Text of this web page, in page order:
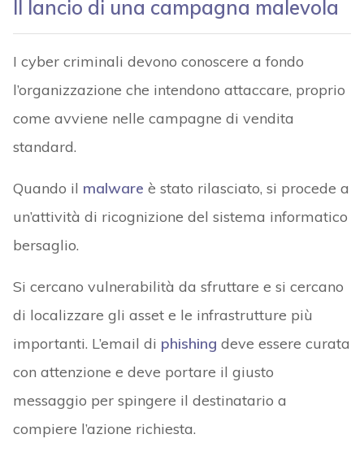
Il lancio di una campagna malevola
I cyber criminali devono conoscere a fondo
l’organizzazione che intendono attaccare, proprio
come avviene nelle campagne di vendita
standard.
Quando il malware è stato rilasciato, si procede a
un’attività di ricognizione del sistema informatico
bersaglio.
Si cercano vulnerabilità da sfruttare e si cercano
di localizzare gli asset e le infrastrutture più
importanti. L’email di phishing deve essere curata
con attenzione e deve portare il giusto
messaggio per spingere il destinatario a
compiere l’azione richiesta.